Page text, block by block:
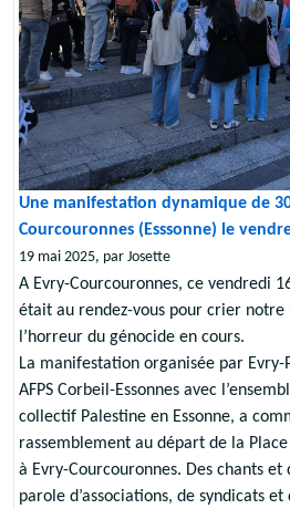
Une manifestation dynamique de
Courcouronnes (Esssonne) le
19 mai 2025, par Josette
A Evry-Courcouronnes, ce vendredi
était au rendez-vous pour crier notre
l’horreur du génocide en cours.
La manifestation organisée par Evry-
AFPS Corbeil-Essonnes avec
collectif Palestine en Essonne, a
rassemblement au départ de la
à Evry-Courcouronnes. Des chants et
parole d’associations, de syndicats